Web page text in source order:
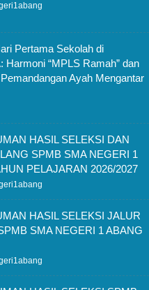
Pertama Sekolah di
Harmoni “MPLS Ramah” dan
Ayah Mengantar
HASIL SELEKSI DAN
SPMB SMA NEGERI 1
PELAJARAN 2026/2027
HASIL SELEKSI JALUR
SMA NEGERI 1 ABANG